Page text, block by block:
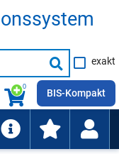
Suche
starten
exakt
0
BIS-Kompakt